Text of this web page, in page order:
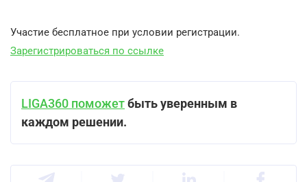
Участие бесплатное при условии регистрации.
Зарегистрироваться по ссылке
LIGA360 поможетбыть уверенным в
каждом решении.